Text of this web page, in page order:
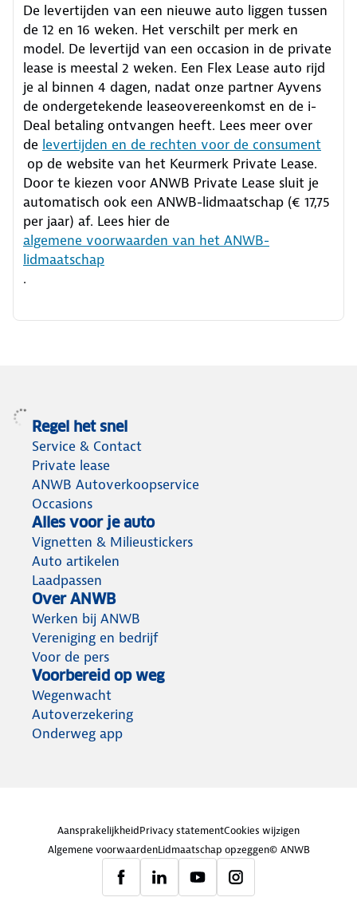
De levertijden van een nieuwe auto liggen tussen
de 12 en 16 weken. Het verschilt per merk en
model. De levertijd van een occasion in de private
lease is meestal 2 weken. Een Flex Lease auto rijd
je al binnen 4 dagen, nadat onze partner Ayvens
de ondergetekende leaseovereenkomst en de i-
Deal betaling ontvangen heeft. Lees meer over
de levertijden en de rechten voor de consument
op de website van het Keurmerk Private Lease.
Door te kiezen voor ANWB Private Lease sluit je
automatisch ook een ANWB-lidmaatschap (€ 17,75
per jaar) af. Lees hier de
algemene voorwaarden van het ANWB-
lidmaatschap
.
Regel het snel
Service & Contact
Private lease
ANWB Autoverkoopservice
Occasions
Alles voor je auto
Vignetten & Milieustickers
Auto artikelen
Laadpassen
Over ANWB
Werken bij ANWB
Vereniging en bedrijf
Voor de pers
Voorbereid op weg
Wegenwacht
Autoverzekering
Onderweg app
AansprakelijkheidPrivacy statementCookies wijzigen
Algemene voorwaardenLidmaatschap opzeggen© ANWB